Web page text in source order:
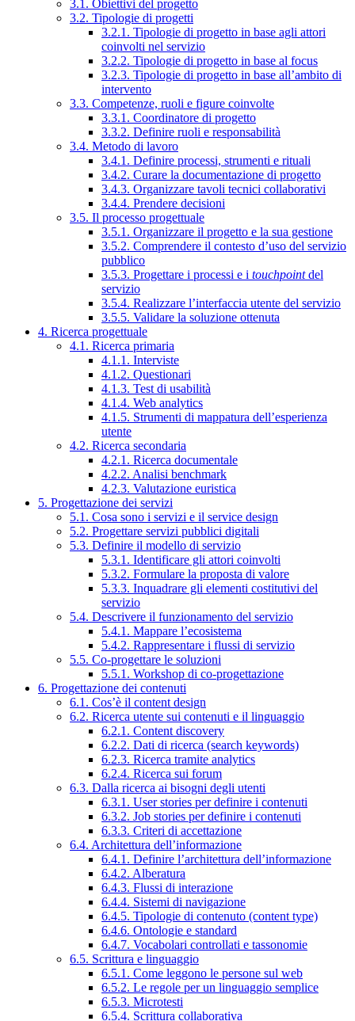
3.1. Obiettivi del progetto
3.2. Tipologie di progetti
3.2.1. Tipologie di progetto in base agli attori
coinvolti nel servizio
3.2.2. Tipologie di progetto in base al focus
3.2.3. Tipologie di progetto in base all’ambito di
intervento
3.3. Competenze, ruoli e figure coinvolte
3.3.1. Coordinatore di progetto
3.3.2. Definire ruoli e responsabilità
3.4. Metodo di lavoro
3.4.1. Definire processi, strumenti e rituali
3.4.2. Curare la documentazione di progetto
3.4.3. Organizzare tavoli tecnici collaborativi
3.4.4. Prendere decisioni
3.5. Il processo progettuale
3.5.1. Organizzare il progetto e la sua gestione
3.5.2. Comprendere il contesto d’uso del servizio
pubblico
3.5.3. Progettare i processi e i touchpointdel
servizio
3.5.4. Realizzare l’interfaccia utente del servizio
3.5.5. Validare la soluzione ottenuta
4. Ricerca progettuale
4.1. Ricerca primaria
4.1.1. Interviste
4.1.2. Questionari
4.1.3. Test di usabilità
4.1.4. Web analytics
4.1.5. Strumenti di mappatura dell’esperienza
utente
4.2. Ricerca secondaria
4.2.1. Ricerca documentale
4.2.2. Analisi benchmark
4.2.3. Valutazione euristica
5. Progettazione dei servizi
5.1. Cosa sono i servizi e il service design
5.2. Progettare servizi pubblici digitali
5.3. Definire il modello di servizio
5.3.1. Identificare gli attori coinvolti
5.3.2. Formulare la proposta di valore
5.3.3. Inquadrare gli elementi costitutivi del
servizio
5.4. Descrivere il funzionamento del servizio
5.4.1. Mappare l’ecosistema
5.4.2. Rappresentare i flussi di servizio
5.5. Co-progettare le soluzioni
5.5.1. Workshop di co-progettazione
6. Progettazione dei contenuti
6.1. Cos’è il content design
6.2. Ricerca utente sui contenuti e il linguaggio
6.2.1. Content discovery
6.2.2. Dati di ricerca (search keywords)
6.2.3. Ricerca tramite analytics
6.2.4. Ricerca sui forum
6.3. Dalla ricerca ai bisogni degli utenti
6.3.1. User stories per definire i contenuti
6.3.2. Job stories per definire i contenuti
6.3.3. Criteri di accettazione
6.4. Architettura dell’informazione
6.4.1. Definire l’architettura dell’informazione
6.4.2. Alberatura
6.4.3. Flussi di interazione
6.4.4. Sistemi di navigazione
6.4.5. Tipologie di contenuto (content type)
6.4.6. Ontologie e standard
6.4.7. Vocabolari controllati e tassonomie
6.5. Scrittura e linguaggio
6.5.1. Come leggono le persone sul web
6.5.2. Le regole per un linguaggio semplice
6.5.3. Microtesti
6.5.4. Scrittura collaborativa